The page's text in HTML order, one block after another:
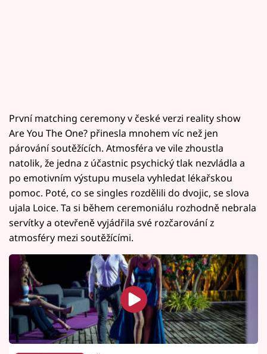
První matching ceremony v české verzi reality show
Are You The One? přinesla mnohem víc než jen
párování soutěžících. Atmosféra ve vile zhoustla
natolik, že jedna z účastnic psychický tlak nezvládla a
po emotivním výstupu musela vyhledat lékařskou
pomoc. Poté, co se singles rozdělili do dvojic, se slova
ujala Loice. Ta si během ceremoniálu rozhodně nebrala
servítky a otevřeně vyjádřila své rozčarování z
atmosféry mezi soutěžícími.